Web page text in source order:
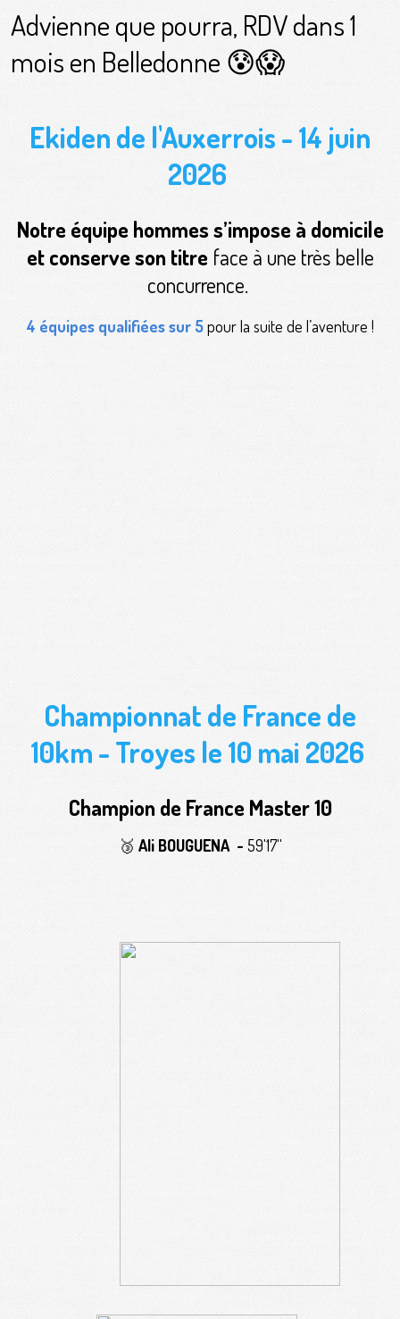
Advienne que pourra, RDV dans 1
mois en Belledonne 😰😱
Ekiden de l'Auxerrois - 14 juin
2026
Notre équipe hommes s’impose à domicile
et conserve son titre face à une très belle
concurrence.
4 équipes qualifiées sur 5pour la suite de l’aventure !
Championnat de France de
10km - Troyes le 10 mai 2026
Champion de France Master 10
🥉 Ali BOUGUENA - 59'17''